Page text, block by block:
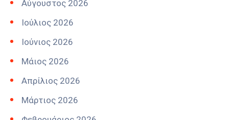
Αύγουστος 2026
Ιούλιος 2026
Ιούνιος 2026
Μάιος 2026
Απρίλιος 2026
Μάρτιος 2026